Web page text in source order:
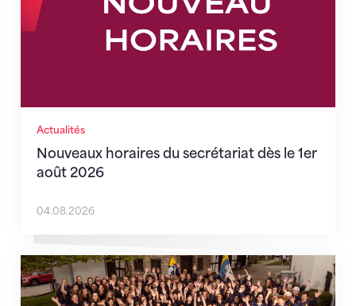
Actualités
Nouveaux horaires du secrétariat dès le 1er
août 2026
04.08.2026
Quand l’inclusion devient une évidence